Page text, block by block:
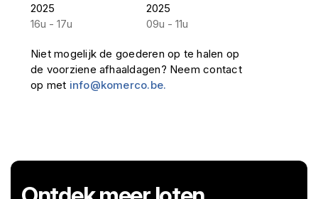
2025
16u - 17u
2025
09u - 11u
Niet mogelijk de goederen op te halen op
de voorziene afhaaldagen? Neem contact
op met info@komerco.be.